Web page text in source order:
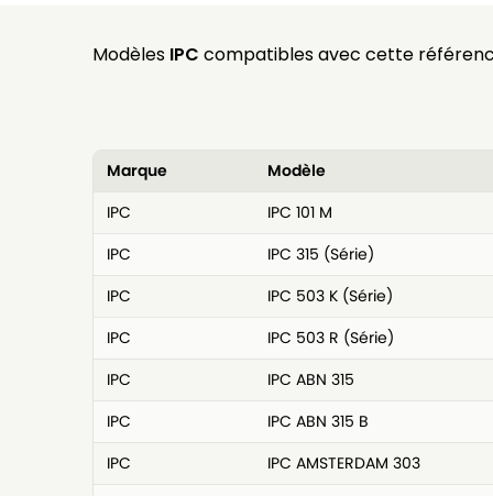
Modèles IPC compatibles avec cette
Marque
Modèle
IPC
IPC 101 M
IPC
IPC 315 (Série)
IPC
IPC 503 K (Série)
IPC
IPC 503 R (Série)
IPC
IPC ABN 315
IPC
IPC ABN 315 B
IPC
IPC AMSTERDAM 303